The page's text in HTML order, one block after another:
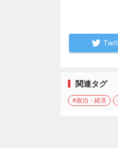
関連タグ
#政治・経済